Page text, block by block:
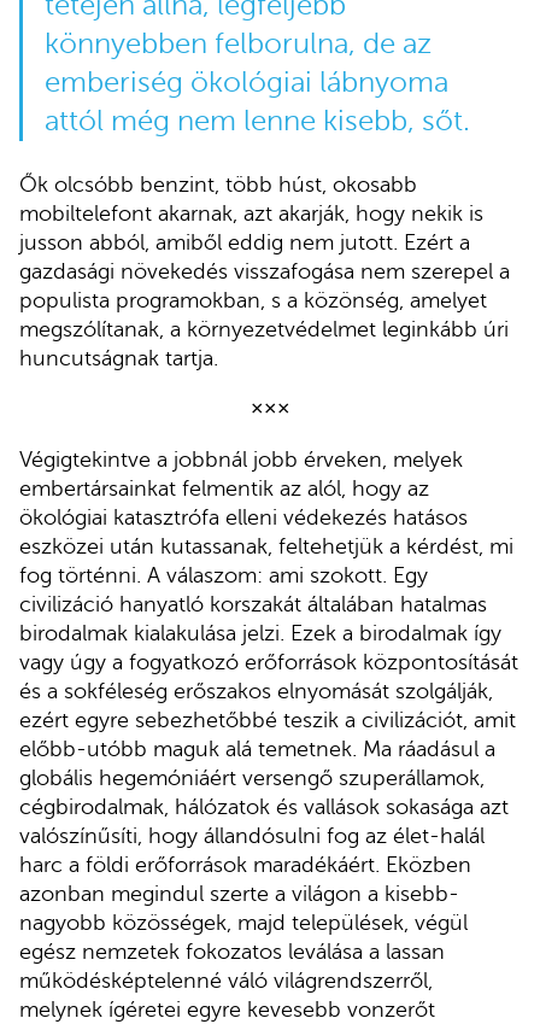
könnyebben felborulna, de az
emberiség ökológiai lábnyoma
attól még nem lenne kisebb, sőt.
Ők olcsóbb benzint, több húst, okosabb
mobiltelefont akarnak, azt akarják, hogy nekik is
jusson abból, amiből eddig nem jutott. Ezért a
gazdasági növekedés visszafogása nem szerepel a
populista programokban, s a közönség, amelyet
megszólítanak, a környezetvédelmet leginkább úri
huncutságnak tartja.
×××
Végigtekintve a jobbnál jobb érveken, melyek
embertársainkat felmentik az alól, hogy az
ökológiai katasztrófa elleni védekezés hatásos
eszközei után kutassanak, feltehetjük a kérdést, mi
fog történni. A válaszom: ami szokott. Egy
civilizáció hanyatló korszakát általában hatalmas
birodalmak kialakulása jelzi. Ezek a birodalmak így
vagy úgy a fogyatkozó erőforrások központosítását
és a sokféleség erőszakos elnyomását szolgálják,
ezért egyre sebezhetőbbé teszik a civilizációt, amit
előbb-utóbb maguk alá temetnek. Ma ráadásul a
globális hegemóniáért versengő szuperállamok,
cégbirodalmak, hálózatok és vallások sokasága azt
valószínűsíti, hogy állandósulni fog az élet-halál
harc a földi erőforrások maradékáért. Eközben
azonban megindul szerte a világon a kisebb-
nagyobb közösségek, majd települések, végül
egész nemzetek fokozatos leválása a lassan
működésképtelenné váló világrendszerről,
melynek ígéretei egyre kevesebb vonzerőt